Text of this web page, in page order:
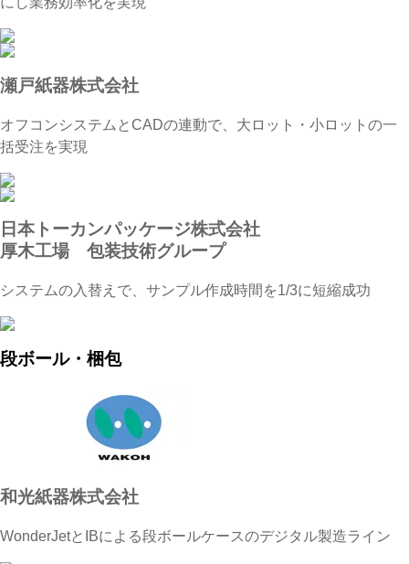
瀬戸紙器株式会社
オフコンシステムとCADの連動で、大ロット・小ロットの一
括受注を実現
日本トーカンパッケージ株式会社
厚木工場 包装技術グループ
システムの入替えで、サンプル作成時間を1/3に短縮成功
段ボール・梱包
和光紙器株式会社
WonderJetとIBによる段ボールケースのデジタル製造ライン